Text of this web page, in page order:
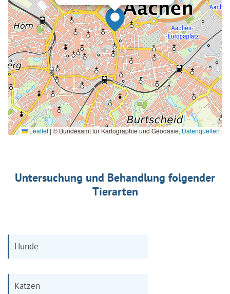
Leaflet| © Bundesamt für Kartographie und Geodäsie,Datenquellen
Untersuchung und Behandlung folgender
Tierarten
Hunde
Katzen